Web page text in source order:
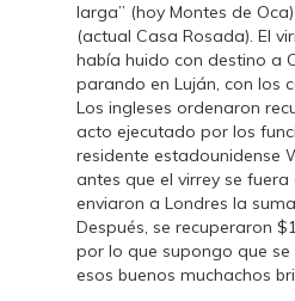
larga” (hoy Montes de
(actual Casa Rosada). El
había huido con destino a
parando en Luján, con los
Los ingleses ordenaron
acto ejecutado por los
residente estadounidense
antes que el virrey se
enviaron a Londres la
Después, se recuperaron
por lo que supongo que
esos buenos muchachos